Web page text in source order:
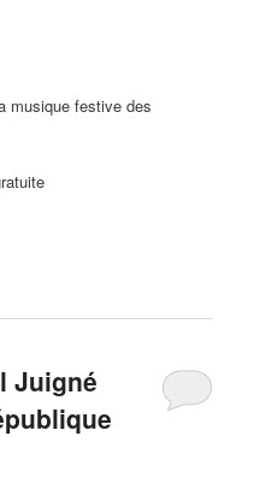
musique festive des
Juigné